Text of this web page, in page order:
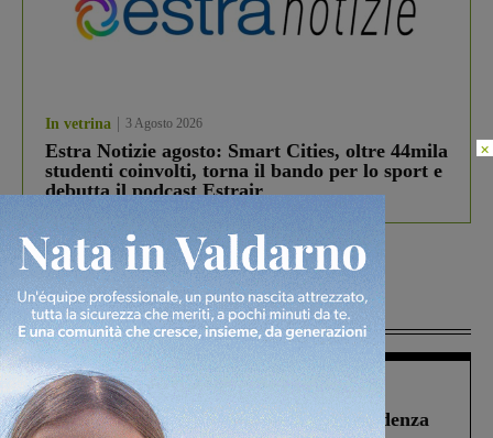
In vetrina 3 Agosto 2026
Estra Notizie agosto: Smart Cities, oltre 44mila
studenti coinvolti, torna il bando per lo sport e
debutta il podcast Estrair
Più lette
Figline Incisa Valdarno 1 Agosto 2026
Piscina di Figline finanziata oltre la scadenza
×